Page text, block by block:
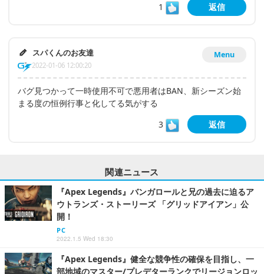
1
返信
Menu
スパくんのお友達
2022-01-06 12:00:20
バグ見つかって一時使用不可で悪用者はBAN、新シーズン始
まる度の恒例行事と化してる気がする
3
返信
関連ニュース
『Apex Legends』バンガロールと兄の過去に迫るア
ウトランズ・ストーリーズ 「グリッドアイアン」公
開！
PC
2022.1.5 Wed 18:30
『Apex Legends』健全な競争性の確保を目指し、一
部地域のマスター/プレデターランクでリージョンロッ